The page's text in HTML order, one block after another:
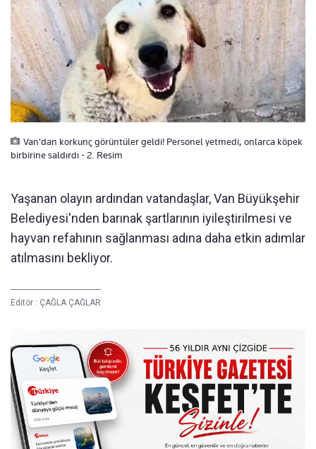
Van'dan korkunç görüntüler geldi! Personel yetmedi, onlarca köpek
birbirine saldırdı - 2. Resim
Yaşanan olayın ardından vatandaşlar, Van Büyükşehir
Belediyesi'nden barınak şartlarının iyileştirilmesi ve
hayvan refahının sağlanması adına daha etkin adımlar
atılmasını bekliyor.
Editör : ÇAĞLA ÇAĞLAR